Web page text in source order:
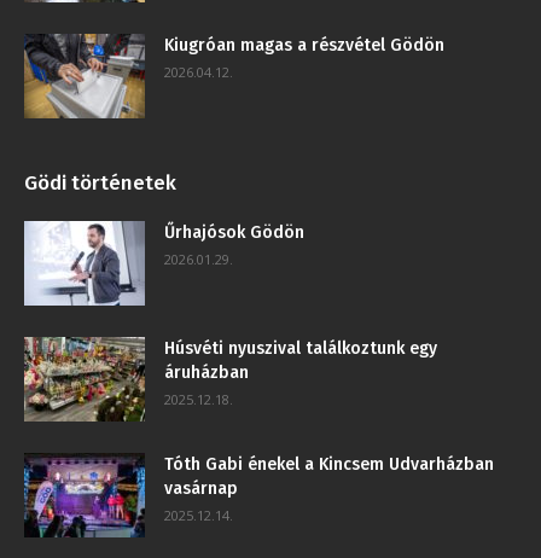
Kiugróan magas a részvétel Gödön
2026.04.12.
Gödi történetek
Űrhajósok Gödön
2026.01.29.
Húsvéti nyuszival találkoztunk egy
áruházban
2025.12.18.
Tóth Gabi énekel a Kincsem Udvarházban
vasárnap
2025.12.14.